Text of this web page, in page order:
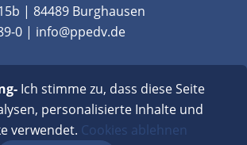
| 84489 Burghausen
0 | info@ppedv.de
|Datenschutz|FAQ
Ich stimme zu, dass diese Seite
personalisierte Inhalte und
verwendet. Cookies ablehnen